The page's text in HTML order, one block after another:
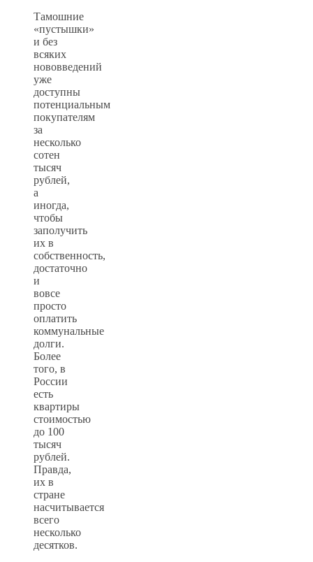
Тамошние
«пустышки»
и без
всяких
нововведений
уже
доступны
потенциальным
покупателям
за
несколько
сотен
тысяч
рублей,
а
иногда,
чтобы
заполучить
их в
собственность,
достаточно
и
вовсе
просто
оплатить
коммунальные
долги.
Более
того, в
России
есть
квартиры
стоимостью
до 100
тысяч
рублей.
Правда,
их в
стране
насчитывается
всего
несколько
десятков.